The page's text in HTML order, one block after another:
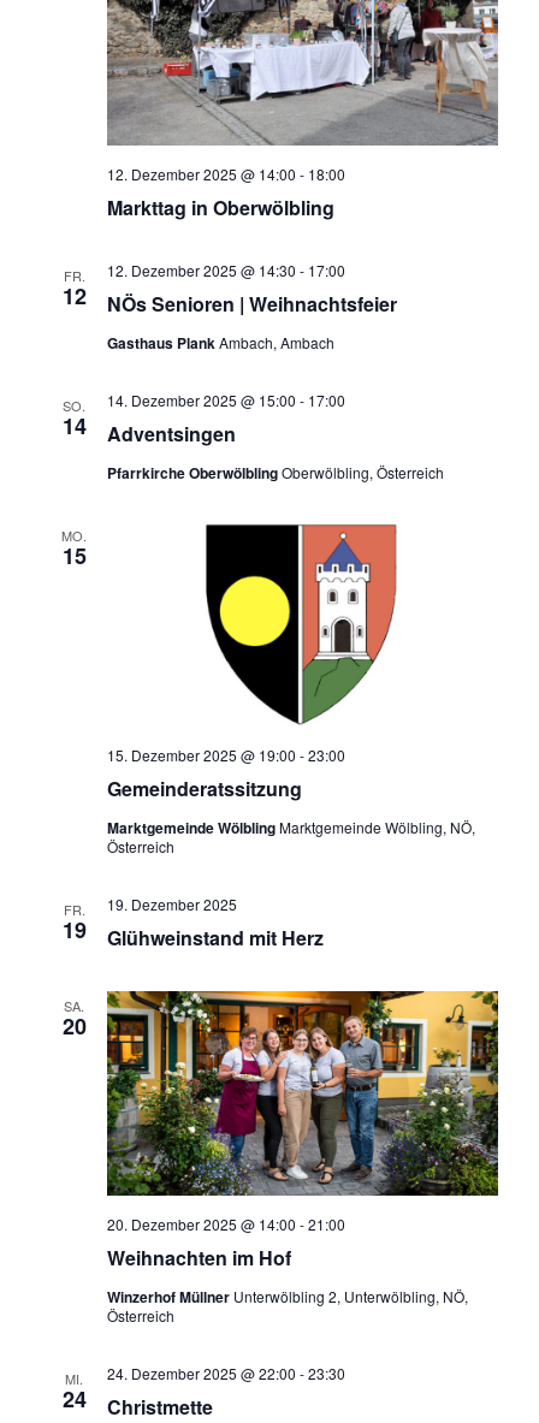
Markttag in Oberwölbling
12. Dezember 2025 @ 14:00 - 18:00
FR.
12 NÖs Senioren | Weihnachtsfeier
12. Dezember 2025 @ 14:30 - 17:00
Gasthaus PlankAmbach, Ambach
SO.
14 Adventsingen
14. Dezember 2025 @ 15:00 - 17:00
Pfarrkirche OberwölblingOberwölbling, Österreich
MO.
15
Gemeinderatssitzung
15. Dezember 2025 @ 19:00 -23:00
Marktgemeinde WölblingMarktgemeinde Wölbling, NÖ,
Österreich
FR.
19 Glühweinstand mit Herz
19. Dezember 2025
SA.
20
Weihnachten im Hof
20. Dezember 2025 @ 14:00 -21:00
Winzerhof Müllner Unterwölbling 2, Unterwölbling, NÖ,
Österreich
MI.
24 Christmette
24. Dezember 2025 @ 22:00 -23:30